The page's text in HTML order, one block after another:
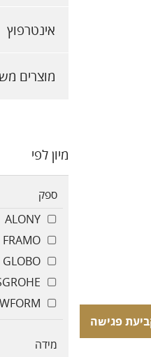
אינטרפוץ
מוצרים
מיון לפי
ספק
ALONY
FRAMO
GLOBO
מידה
פגישה
פגישה